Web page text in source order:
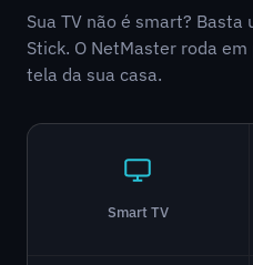
Sua TV não é smart? Basta
Stick. O NetMaster roda
tela da sua casa.
Smart TV